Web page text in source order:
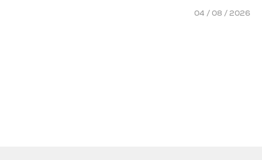
04 / 08 / 2026